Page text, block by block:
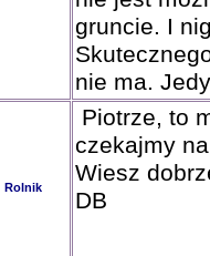
gruncie. I
nie ma.
Rolnik
Piotrze, to
czekajmy
Wiesz
DB